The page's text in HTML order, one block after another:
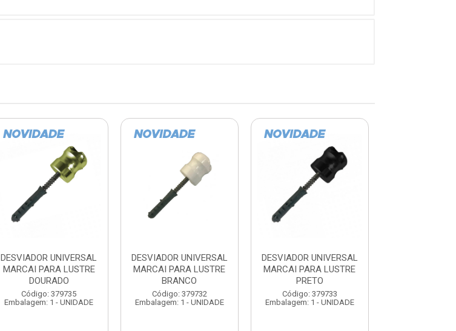
DESVIADOR UNIVERSAL
MARCAI PARA LUSTRE
DOURADO
Código: 379735
Embalagem: 1 - UNIDADE
DESVIADOR UNIVERSAL
MARCAI PARA LUSTRE
BRANCO
Código: 379732
Embalagem: 1 - UNIDADE
DESVIADOR UNIVERSAL
MARCAI PARA LUSTRE
PRETO
Código: 379733
Embalagem: 1 - UNIDADE